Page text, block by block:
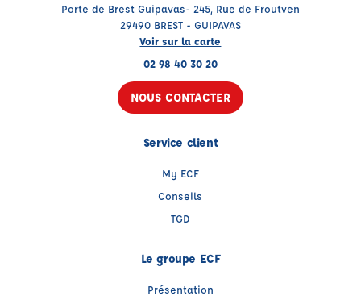
Porte de Brest Guipavas- 245, Rue de Froutven
29490 BREST - GUIPAVAS
Voir sur la carte
02 98 40 30 20
NOUS CONTACTER
Service client
My ECF
Conseils
TGD
Le groupe ECF
Présentation